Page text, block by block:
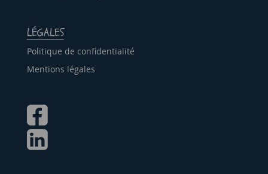
LÉGALES
Politique de confidentialité
Mentions légales